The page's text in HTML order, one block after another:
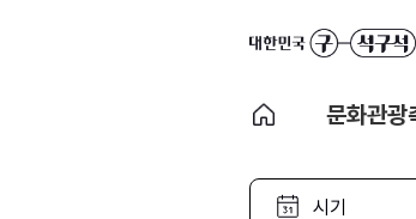
문화관광
시